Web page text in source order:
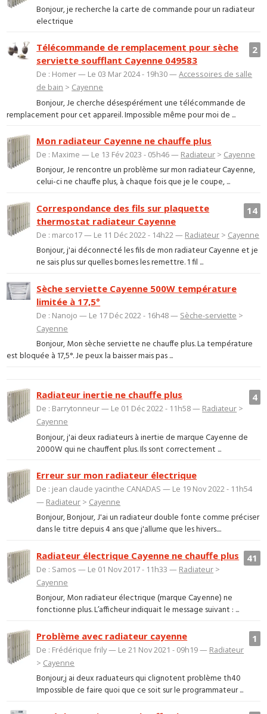
Bonjour, je recherche la carte de commande pour un radiateur
electrique
2
Télécommande de remplacement pour sèche
serviette soufflant Cayenne 049583
De : Homer — Le 03 Mar 2024 - 19h30 —Accessoires de salle
de bain > Cayenne
Bonjour, Je cherche désespérément une télécommande de
remplacement pour cet appareil. Impossible même pour moi de ...
Mon radiateur Cayenne ne chauffe plus
De : Maxime — Le 13 Fév 2023 - 05h46 — Radiateur > Cayenne
Bonjour, Je rencontre un problème sur mon radiateur Cayenne,
celui-ci ne chauffe plus, à chaque fois que je le coupe, ...
14
Correspondance des fils sur plaquette
thermostat radiateur Cayenne
De : marco17 — Le 11 Déc 2022 - 14h22 — Radiateur > Cayenne
Bonjour, j'ai déconnecté les fils de mon radiateur Cayenne et je
ne sais plus sur quelles bornes les remettre. 1 fil ...
Sèche serviette Cayenne 500W température
limitée à 17,5°
De : Nanojo — Le 17 Déc 2022 - 16h48 — Sèche-serviette >
Cayenne
Bonjour, Mon sèche serviette ne chauffe plus. La température
est bloquée à 17,5°. Je peux la baisser mais pas ...
4
Radiateur inertie ne chauffe plus
De : Barrytonneur — Le 01 Déc 2022 - 11h58 — Radiateur >
Cayenne
Bonjour, j'ai deux radiateurs à inertie de marque Cayenne de
2000W qui ne chauffent plus. Ils sont correctement ...
Erreur sur mon radiateur électrique
De : jean claude yacinthe CANADAS — Le 19 Nov 2022 - 11h54
— Radiateur > Cayenne
Bonjour, Bonjour, J'ai un radiateur double fonte comme préciser
dans le titre depuis 4 ans que j'allume que les hivers....
41
Radiateur électrique Cayenne ne chauffe plus
De : Samos — Le 01 Nov 2017 - 11h33 — Radiateur >
Cayenne
Bonjour, Mon radiateur électrique (marque Cayenne) ne
fonctionne plus. L’afficheur indiquait le message suivant : ...
1
Problème avec radiateur cayenne
De : Frédérique frily — Le 21 Nov 2021 - 09h19 — Radiateur
> Cayenne
Bonjour,j ai deux raduateurs qui clignotent problème th40
Impossible de faire quoi que ce soit sur le programmateur ...